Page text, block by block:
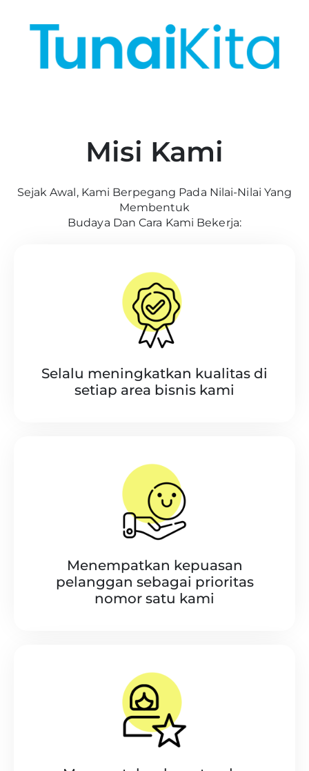
Misi Kami
Sejak Awal, Kami Berpegang Pada Nilai-Nilai Yang
Membentuk
Budaya Dan Cara Kami Bekerja:
Selalu meningkatkan kualitas di
setiap area bisnis kami
Menempatkan kepuasan
pelanggan sebagai prioritas
nomor satu kami